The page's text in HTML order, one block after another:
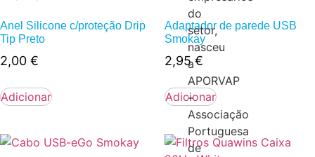
do
setor,
nasceu
a
APORVAP
–
Associação
Portuguesa
de
Anel Silicone c/proteção Drip
Tip Preto
2,00 €
Adicionar
Adaptador de parede USB
Smokay
2,95€
Adicionar